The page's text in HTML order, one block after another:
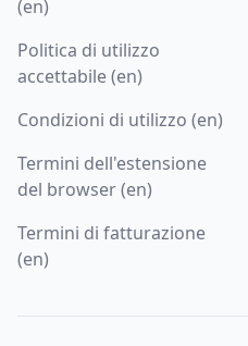
(en)
Politica di utilizzo
accettabile (en)
Condizioni di utilizzo (en)
Termini dell'estensione
del browser (en)
Termini di fatturazione
(en)